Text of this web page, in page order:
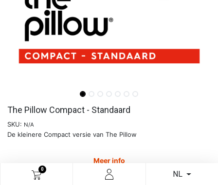
0
NL
The Pillow Compact - Standaard
SKU: N/A
De kleinere Compact versie van The Pillow
Meer info
82,60